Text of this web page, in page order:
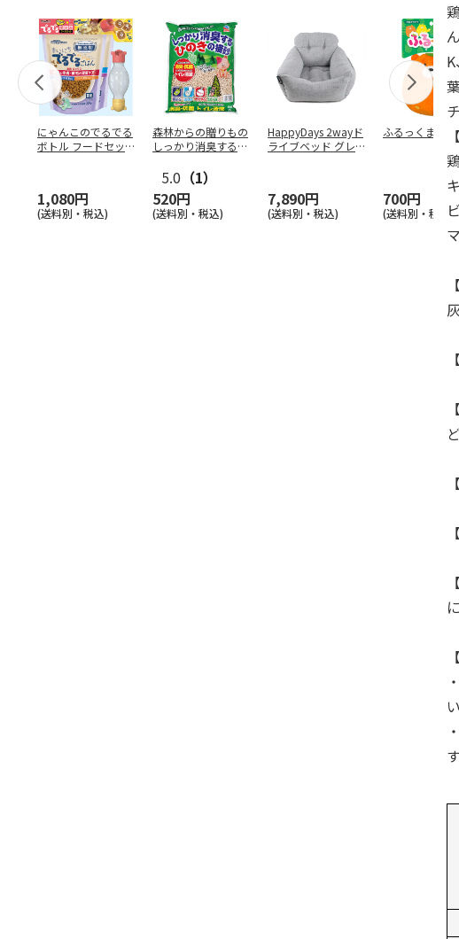
にゃんこのでるでる
ボトル フードセッ
1,080円
(送料別・税込)
森林からの贈りもの
しっかり消臭するひ
5.0 （1）
520円
(送料別・税込)
HappyDays 2wayド
ライブベッド グレ
7,890円
(送料別・税込)
ふるっくま み
700円
(送料別・税込)